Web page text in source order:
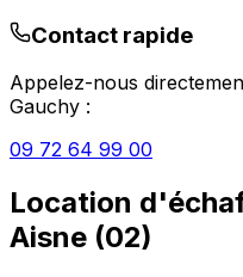
Contact rapide
Appelez-nous
Gauchy :
09 72 64 99 00
Location
Aisne (02)